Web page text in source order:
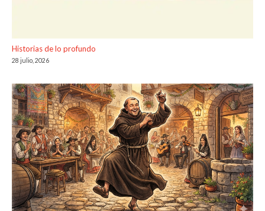
Historias de lo profundo
28 julio, 2026